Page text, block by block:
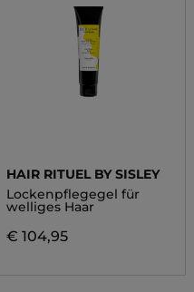
HAIR RITUEL BY SISLEY
Lockenpflegegel für
welliges Haar
€ 104,95